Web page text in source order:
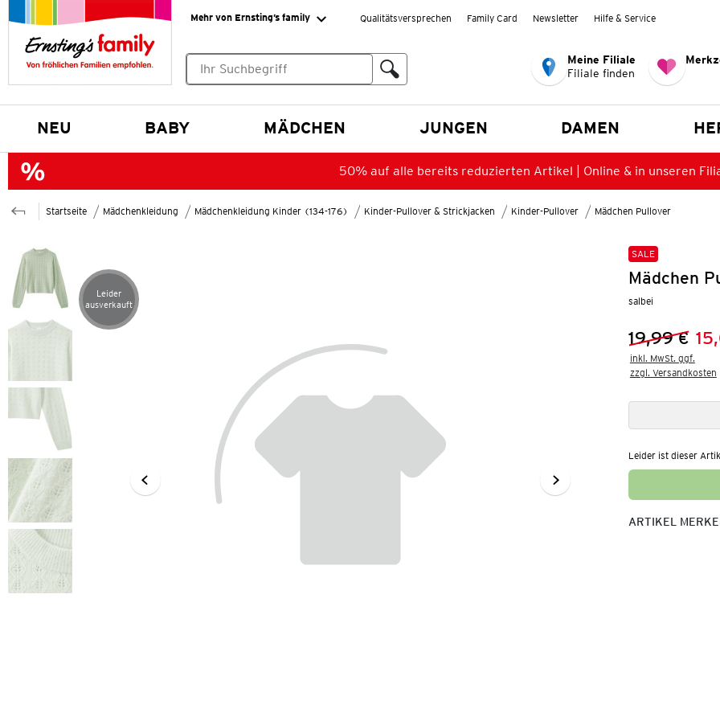
Mehr von Ernsting’s family Qualitätsversprechen Family Card Newsletter Hilfe & Service
Meine Filiale
Filiale finden
NEU BABY MÄDCHEN JUNGEN DAMEN
50% auf alle bereits reduzierten Artikel | Online & in unseren
Startseite Mädchenkleidung Mädchenkleidung Kinder (134-176) Kinder-Pullover & Strickjacken Kinder-Pullover Mädchen Pullover
Artikel leider ausverkauft
Leider
ausverkauft
SALE
Mädchen
salbei
Vorheriger
19,99 €
Neuer
inkl. MwSt. ggf.
zzgl. Versandkosten
Leider ist dieser
ARTIKEL